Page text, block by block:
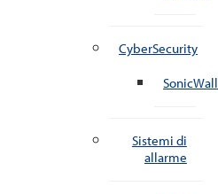
CyberSecurity
SonicWall
Sistemi di
allarme